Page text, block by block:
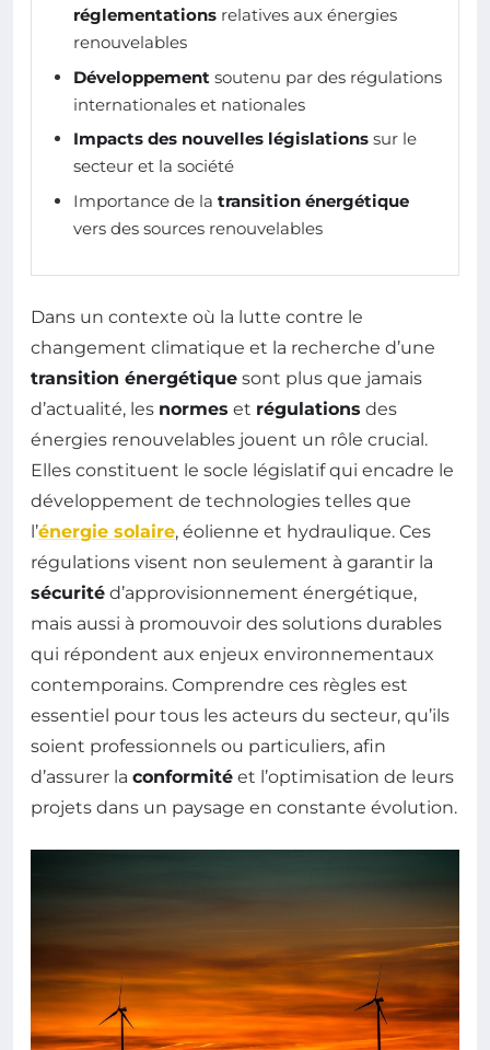
réglementations relatives aux énergies
renouvelables
Développement soutenu par des régulations
internationales et nationales
Impacts des nouvelles législations sur le
secteur et la société
Importance de la transition énergétique
vers des sources renouvelables
Dans un contexte où la lutte contre le
changement climatique et la recherche d’une
transition énergétique sont plus que jamais
d’actualité, les normes et régulations des
énergies renouvelables jouent un rôle crucial.
Elles constituent le socle législatif qui encadre le
développement de technologies telles que
l’énergie solaire, éolienne et hydraulique. Ces
régulations visent non seulement à garantir la
sécurité d’approvisionnement énergétique,
mais aussi à promouvoir des solutions durables
qui répondent aux enjeux environnementaux
contemporains. Comprendre ces règles est
essentiel pour tous les acteurs du secteur, qu’ils
soient professionnels ou particuliers, afin
d’assurer la conformité et l’optimisation de leurs
projets dans un paysage en constante évolution.